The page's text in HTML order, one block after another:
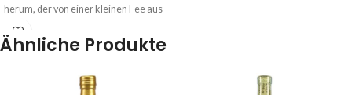
herum, der von einer kleinen Fee aus
bläulichem Glas gekrönt wird.
Vollkommen mundgeblasen, von
Wasserhahn in ihrem eigenen Tempo
Ähnliche Produkte